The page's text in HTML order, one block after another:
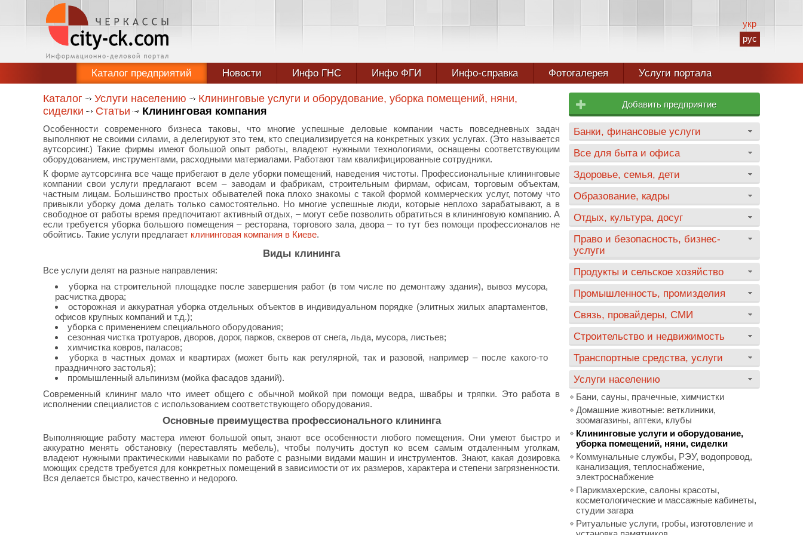
укр
рус
Каталог предприятий Новости Инфо ГНС Инфо ФГИ Инфо-справка Фотогалерея Услуги портала
Каталог Услуги населению
Клининговые услуги и оборудование, уборка помещений, няни,
сиделки
Статьи Клининговая компания
Особенности современного бизнеса таковы, что многие успешные деловые компании часть повседневных задач
выполняют не своими силами, а делегируют это тем, кто специализируется на конкретных узких услугах. (Это называется
аутсорсинг.) Такие фирмы имеют большой опыт работы, владеют нужными технологиями, оснащены соответствующим
оборудованием, инструментами, расходными материалами. Работают там квалифицированные сотрудники.
К форме аутсорсинга все чаще прибегают в деле уборки помещений, наведения чистоты. Профессиональные клининговые
компании свои услуги предлагают всем – заводам и фабрикам, строительным фирмам, офисам, торговым объектам,
частным лицам. Большинство простых обывателей пока плохо знакомы с такой формой коммерческих услуг, потому что
привыкли уборку дома делать только самостоятельно. Но многие успешные люди, которые неплохо зарабатывают, а в
свободное от работы время предпочитают активный отдых, – могут себе позволить обратиться в клининговую компанию. А
если требуется уборка большого помещения – ресторана, торгового зала, двора – то тут без помощи профессионалов не
обойтись. Такие услуги предлагает клининговая компания в Киеве.
Виды клининга
Все услуги делят на разные направления:
уборка на строительной площадке после завершения работ (в том числе по демонтажу здания), вывоз мусора,
расчистка двора;
осторожная и аккуратная уборка отдельных объектов в индивидуальном порядке (элитных жилых апартаментов,
офисов крупных компаний и т.д.);
уборка с применением специального оборудования;
сезонная чистка тротуаров, дворов, дорог, парков, скверов от снега, льда, мусора, листьев;
химчистка ковров, паласов;
уборка в частных домах и квартирах (может быть как регулярной, так и разовой, например – после какого-то
праздничного застолья);
промышленный альпинизм (мойка фасадов зданий).
Современный клининг мало что имеет общего с обычной мойкой при помощи ведра, швабры и тряпки. Это работа в
исполнении специалистов с использованием соответствующего оборудования.
Основные преимущества профессионального клининга
Выполняющие работу мастера имеют большой опыт, знают все особенности любого помещения. Они умеют быстро и
аккуратно менять обстановку (переставлять мебель), чтобы получить доступ ко всем самым отдаленным уголкам,
владеют нужными практическими навыками по работе с разными видами машин и инструментов. Знают, какая дозировка
моющих средств требуется для конкретных помещений в зависимости от их размеров, характера и степени загрязненности.
Вся делается быстро, качественно и недорого.
Добавить предприятие
Банки, финансовые услуги
Все для быта и офиса
Здоровье, семья, дети
Образование, кадры
Отдых, культура, досуг
Право и безопасность, бизнес-
услуги
Продукты и сельское хозяйство
Промышленность, промизделия
Связь, провайдеры, СМИ
Строительство и недвижимость
Транспортные средства, услуги
Услуги населению
Бани, сауны, прачечные, химчистки
Домашние животные: ветклиники,
зоомагазины, аптеки, клубы
Клининговые услуги и оборудование,
уборка помещений, няни, сиделки
Коммунальные службы, РЭУ, водопровод,
канализация, теплоснабжение,
электроснабжение
Парикмахерские, салоны красоты,
косметологические и массажные кабинеты,
студии загара
Ритуальные услуги, гробы, изготовление и